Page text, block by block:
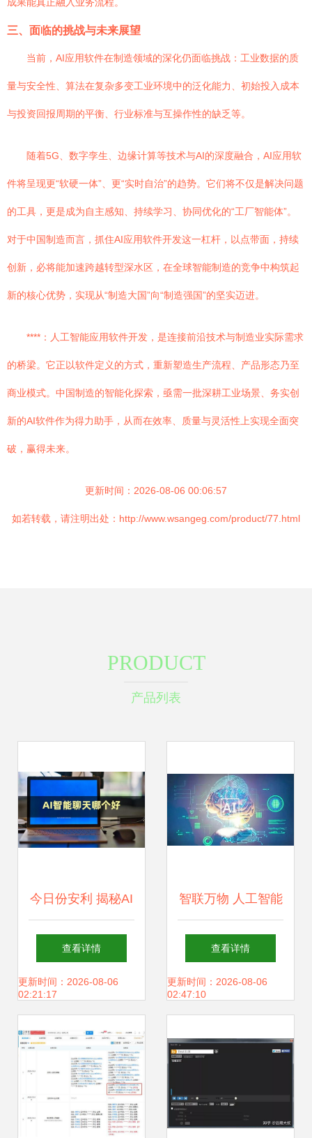
三、面临的挑战与未来展望
当前，AI应用软件在制造领域的深化仍面临挑战：工业数据的质
量与安全性、算法在复杂多变工业环境中的泛化能力、初始投入成本
与投资回报周期的平衡、行业标准与互操作性的缺乏等。
随着5G、数字孪生、边缘计算等技术与AI的深度融合，AI应用软
件将呈现更“软硬一体”、更“实时自治”的趋势。它们将不仅是解决问题
的工具，更是成为自主感知、持续学习、协同优化的“工厂智能体”。
对于中国制造而言，抓住AI应用软件开发这一杠杆，以点带面，持续
创新，必将能加速跨越转型深水区，在全球智能制造的竞争中构筑起
新的核心优势，实现从“制造大国”向“制造强国”的坚实迈进。
****：人工智能应用软件开发，是连接前沿技术与制造业实际需求
的桥梁。它正以软件定义的方式，重新塑造生产流程、产品形态乃至
商业模式。中国制造的智能化探索，亟需一批深耕工业场景、务实创
新的AI软件作为得力助手，从而在效率、质量与灵活性上实现全面突
破，赢得未来。
更新时间：2026-08-06 00:06:57
如若转载，请注明出处：http://www.wsangeg.com/product/77.html
PRODUCT
产品列表
今日份安利 揭秘AI
智能聊天软件有哪
些与人工智能应用
查看详情
更新时间：2026-08-06
02:21:17
智联万物 人工智能
与物联网引领的智
能家居新纪元
查看详情
更新时间：2026-08-06
02:47:10